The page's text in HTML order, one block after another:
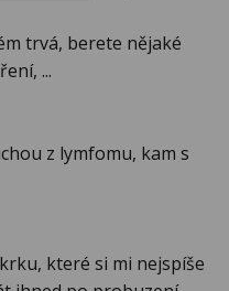
trvá, berete nějaké
...
z lymfomu, kam s
které si mi nejspíše